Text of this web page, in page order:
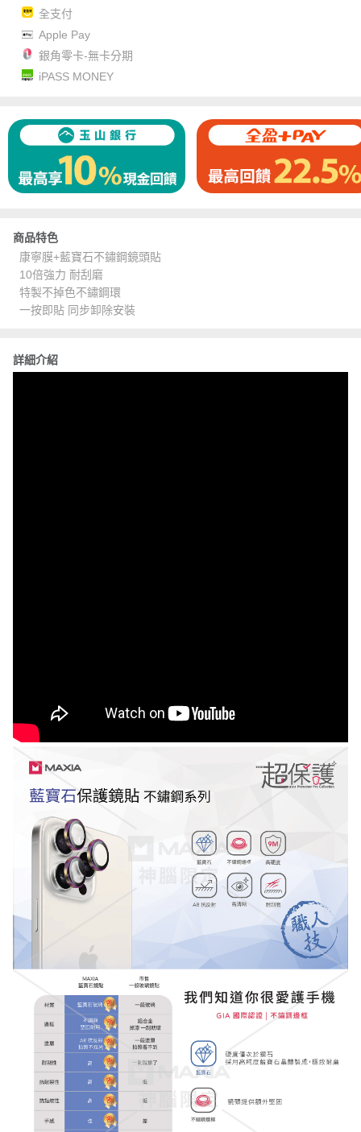
全支付
Apple Pay
銀角零卡-無卡分期
iPASS MONEY
商品特色
康寧膜+藍寶石不鏽鋼鏡頭貼
10倍強力 耐刮磨
特製不掉色不鏽鋼環
一按即貼 同步卸除安裝
詳細介紹